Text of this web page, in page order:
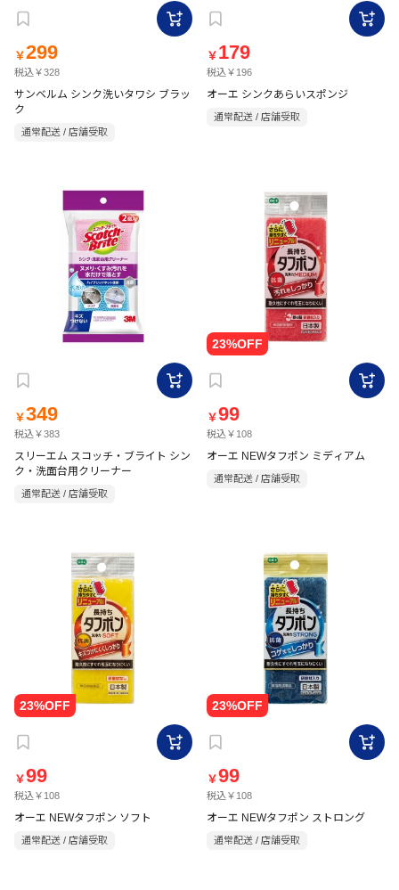
￥299
税込￥328
サンベルム シンク洗いタワシ ブラッ
ク
通常配送 / 店舗受取
￥ 179
税込￥196
オーエ シンクあらいスポンジ
通常配送 / 店舗受取
￥349
税込￥383
スリーエム スコッチ・ブライト シン
ク・洗面台用クリーナー
通常配送 / 店舗受取
￥99
税込￥108
オーエ NEWタフポン ミディアム
通常配送 / 店舗受取
￥99
税込￥108
オーエ NEWタフポン ソフト
通常配送 / 店舗受取
￥99
税込￥108
オーエ NEWタフポン ストロング
通常配送 / 店舗受取